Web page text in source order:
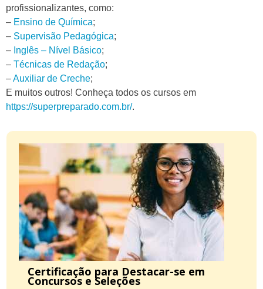
profissionalizantes, como:
– Ensino de Química;
– Supervisão Pedagógica;
– Inglês – Nível Básico;
– Técnicas de Redação;
–Auxiliar de Creche;
E muitos outros! Conheça todos os cursos em
https://superpreparado.com.br/.
Certificação para Destacar-se em
Concursos e Seleções